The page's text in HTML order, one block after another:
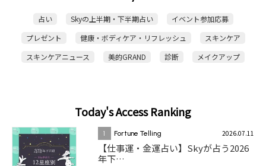
占い Skyの上半期・下半期占い
イベント参加応募
プレゼント
健康・ボディケア・リフレッシュ
スキンケア
スキンケアニュース
美的GRAND 診断 メイクアップ
Today's Access Ranking
1 Fortune Telling 2026.07.11
【仕事運・金運占い】Skyが占う2026
年下…